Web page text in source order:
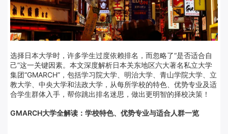
选择日本大学时，许多学生过度依赖排名，而忽略了“是否适合自
己”这一关键因素。本文深度解析日本关东地区六大著名私立大学
集团“GMARCH”，包括学习院大学、明治大学、青山学院大学、立
教大学、中央大学和法政大学，从每所学校的特色、优势专业及适
合学生群体入手，帮你跳出排名迷思，做出更明智的择校决策！
GMARCH大学全解读：学校特色、优势专业与适合人群一览